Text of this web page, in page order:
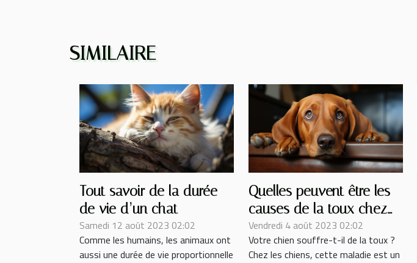
SIMILAIRE
Tout savoir de la durée
de vie d’un chat
Samedi 12 août 2023 02:02
Comme les humains, les animaux ont
aussi une durée de vie proportionnelle
Quelles peuvent être les
causes de la toux chez
un chien ?
Vendredi 4 août 2023 02:02
Votre chien souffre-t-il de la toux ?
Chez les chiens, cette maladie est un